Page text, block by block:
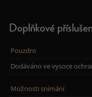
Doplňkové
Pouzdro
Dodáváno ve vysoce
Možnosti snímání